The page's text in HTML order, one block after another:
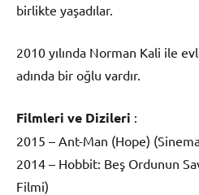
birlikte yaşadılar.
2010 yılında Norman Kali ile
adında bir oğlu vardır.
Filmleri ve Dizileri :
2015 – Ant-Man (Hope)
2014 – Hobbit: Beş Ordunun
Filmi)